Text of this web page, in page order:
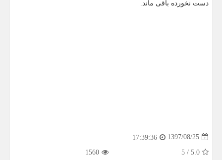
دست نخورده باقی ماند.
1397/08/25
17:39:36
5.0
/
5
1560